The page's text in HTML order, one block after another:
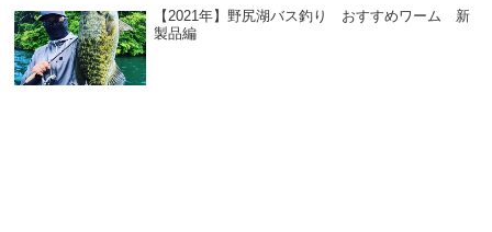
【2021年】野尻湖バス釣り おすすめワーム 新
製品編